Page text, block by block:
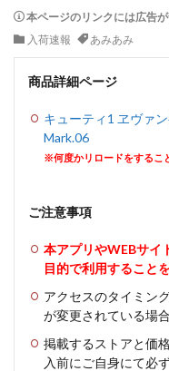
本ページのリンクには広告が
入荷速報
あみあみ
商品詳細ページ
キューティ1 ヱヴァ
Mark.06
※何度かリロードをするこ
ご注意事項
本アプリやWEBサイ
目的で利用すること
アクセスのタイミン
が変更されている場
掲載するストアと価
入前にご自身にて必